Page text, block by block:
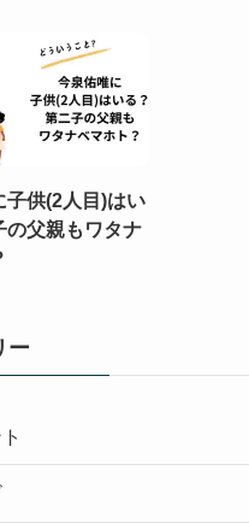
子供(2人目)はい
の父親もワタナ
ー